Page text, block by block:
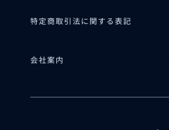
特定商取引法に関する表記
会社案内